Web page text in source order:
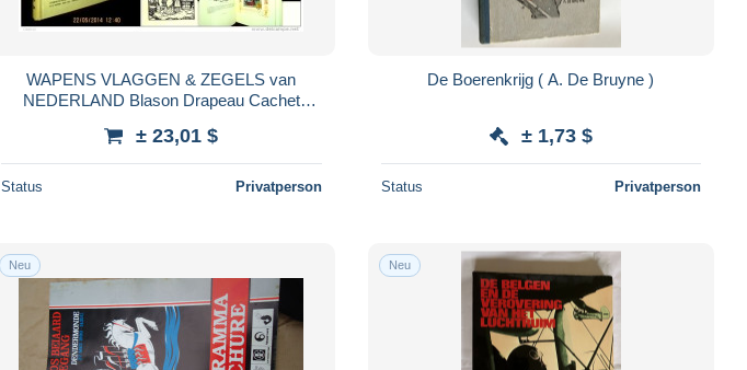
WAPENS VLAGGEN & ZEGELS van
NEDERLAND Blason Drapeau Cachet
Holland 1930
± 23,01 $
Status Privatperson
De Boerenkrijg ( A. De Bruyne )
± 1,73 $
Status Privatperson
Neu Neu